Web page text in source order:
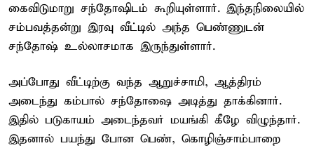
கைவிடுமாறு சந்தோஷிடம் கூறியுள்ளார். இந்தநிலையில்
சம்பவத்தன்று இரவு வீட்டில் அந்த பெண்ணுடன்
சந்தோஷ் உல்லாசமாக இருந்துள்ளார்.
அப்போது வீட்டிற்கு வந்த ஆறுச்சாமி, ஆத்திரம்
அடைந்து கம்பால் சந்தோஷை அடித்து தாக்கினார்.
இதில் படுகாயம் அடைந்தவர் மயங்கி கீழே விழுந்தார்.
இதனால் பயந்து போன பெண், கொழிஞ்சாம்பாறை